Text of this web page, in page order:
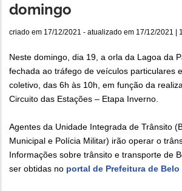
domingo
criado em 17/12/2021 - atualizado em 17/12/2021 |
Neste domingo, dia 19, a orla da Lagoa da
fechada ao tráfego de veículos particulares
coletivo, das 6h às 10h, em função da
Circuito das Estações – Etapa Inverno.
Agentes da Unidade Integrada de Trânsito
Municipal e Polícia Militar) irão operar o
Informações sobre trânsito e transporte de
ser obtidas no portal de Prefeitura de